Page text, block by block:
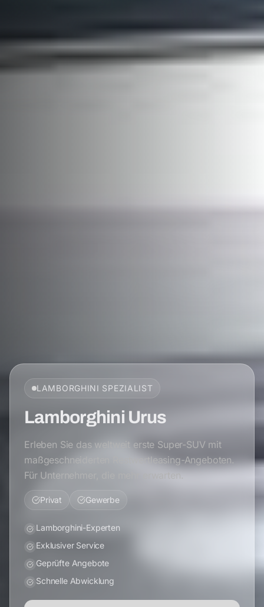
LAMBORGHINI SPEZIALIST
Lamborghini Urus
Erleben Sie das weltweit erste Super-SUV mit
maßgeschneiderten Restwertleasing-Angeboten.
Für Unternehmer, die mehr erwarten.
Privat Gewerbe
Lamborghini-Experten
Exklusiver Service
Geprüfte Angebote
Schnelle Abwicklung